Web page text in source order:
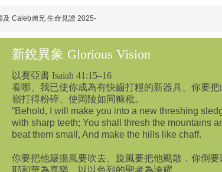
及 Caleb弟兄 生命見證 2025-
新銳異象 Glorious Vision
以賽亞書 Isaiah 41:15–16
看哪、我已使你成為有快齒打糧的新器具、你要把
嶺打得粉碎、使岡陵如同糠秕。
“Behold, I will make you into a new threshing
with sharp teeth; You shall thresh the mountains
beat them small, And make the hills like chaff.
你要把他簸揚風要吹去、旋風要把他颳散．你倒要
耶和華為喜樂、
以以色列的聖者為誇耀。